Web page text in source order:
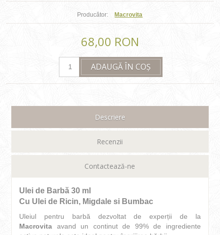
Producător: Macrovita
68,00 RON
ADAUGĂ ÎN COȘ
Descriere
Recenzii
Contactează-ne
Ulei de Barbă 30 ml
Cu Ulei de Ricin, Migdale si Bumbac
Uleiul pentru barbă dezvoltat de experții de la
Macrovita avand un continut de 99% de ingrediente